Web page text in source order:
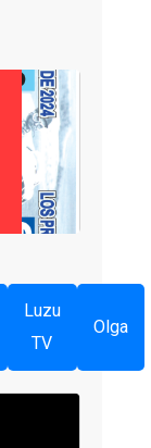
Luzu
TV
Olga